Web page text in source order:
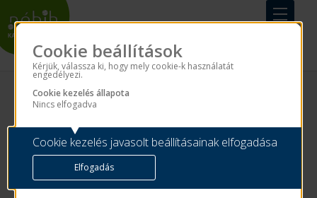
Cookie beállítások
Kérjük, válassza ki, hogy mely cookie-k használatát
engedélyezi.
Cookie kezelés állapota
Nincs elfogadva
Cookie kezelés javasolt beállításainak elfogadása
Elfogadás
LEJÁRT ÁLLÁSHIRDETÉS
A keresett álláslehetőség érvényességi ideje
lejárt! Kérjük,kattintson ide
álláslehetőségeink megtekintéséhez!